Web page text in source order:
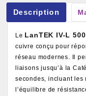
Description
Le LanTEK IV-L
cuivre conçu pour
réseau modernes. Il
liaisons jusqu’à la
secondes, incluant les
l’équilibre de